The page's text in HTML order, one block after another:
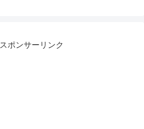
スポンサーリンク